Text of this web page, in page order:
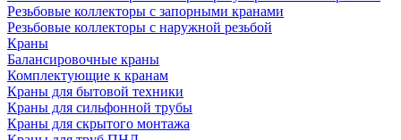
Резьбовые коллекторы с запорными кранами
Резьбовые коллекторы с наружной резьбой
Краны
Балансировочные краны
Комплектующие к кранам
Краны для бытовой техники
Краны для сильфонной трубы
Краны для скрытого монтажа